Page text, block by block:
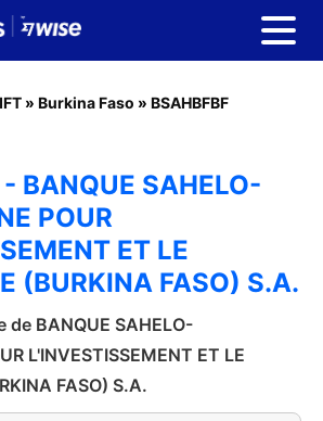
» Burkina Faso » BSAHBFBF
BANQUE SAHELO-
POUR
ET LE
(BURKINA FASO) S.A.
de BANQUE SAHELO-
L'INVESTISSEMENT ET LE
FASO) S.A.